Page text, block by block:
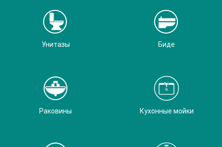
Унитазы Биде
Раковины Кухонные мойки